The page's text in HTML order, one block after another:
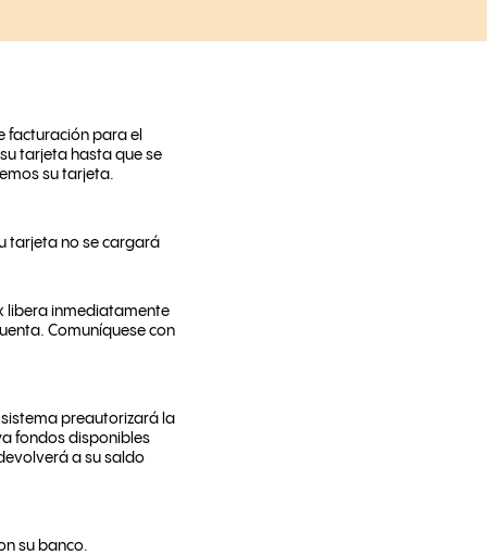
facturación para el
tarjeta hasta que se
su tarjeta.
tarjeta no se cargará
libera inmediatamente
Comuníquese con
preautorizará la
fondos disponibles
a su saldo
su banco.